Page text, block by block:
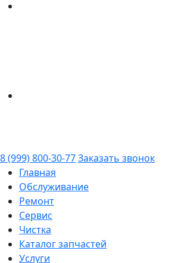
8 (999) 800-30-77Заказать звонок
Главная
Обслуживание
Ремонт
Сервис
Чистка
Каталог запчастей
Услуги